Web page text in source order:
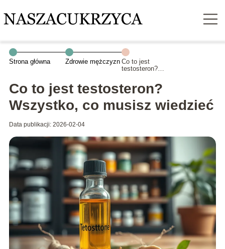
Strona główna Zdrowie mężczyzn Co to jest
testosteron?
musisz wiedzieć
Co to jest testosteron?
Wszystko, co musisz wiedzieć
Data publikacji: 2026-02-04